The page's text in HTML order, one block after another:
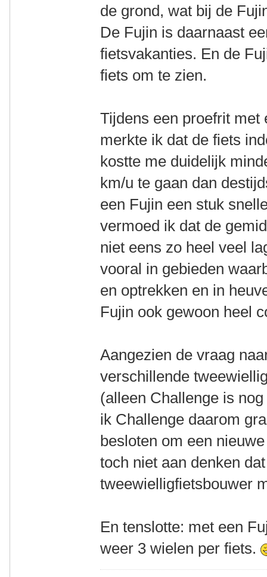
de grond, wat bij de
De Fujin is daarnaast
fietsvakanties. En de
fiets om te zien.
Tijdens een proefrit
merkte ik dat de fiets
kostte me duidelijk
km/u te gaan dan
een Fujin een stuk
vermoed ik dat de
niet eens zo heel veel
vooral in gebieden
en optrekken en in
Fujin ook gewoon heel
Aangezien de vraag
verschillende
(alleen Challenge is
ik Challenge daarom
besloten om een
toch niet aan denken
tweewielligfietsbouwer
En tenslotte: met een
weer 3 wielen per fiets.